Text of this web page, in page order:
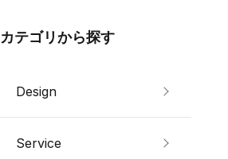
カテゴリから探す
Design
Service